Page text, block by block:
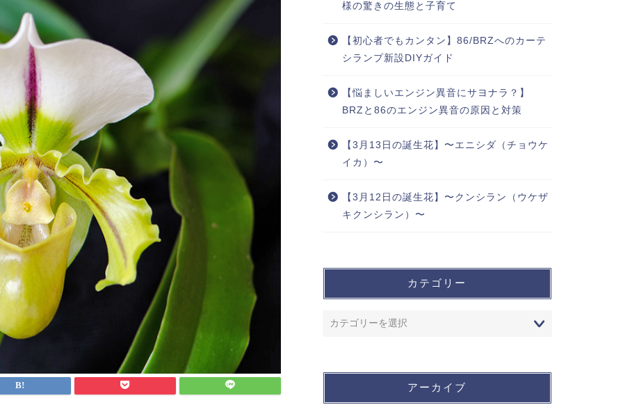
様の驚きの生態と子育て
【初心者でもカンタン】86/BRZへのカーテ
シランプ新設DIYガイド
【悩ましいエンジン異音にサヨナラ？】
BRZと86のエンジン異音の原因と対策
【3月13日の誕生花】〜エニシダ（チョウケ
イカ）〜
【3月12日の誕生花】〜クンシラン（ウケザ
キクンシラン）〜
カテゴリー
アーカイブ